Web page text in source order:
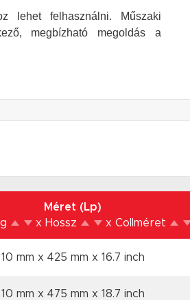
lehet felhasználni. Műszaki
megbízható megoldás a
Méret (Lp)
x Hossz x Collméret
10 mm x 425 mm x 16.7 inch
10 mm x 475 mm x 18.7 inch